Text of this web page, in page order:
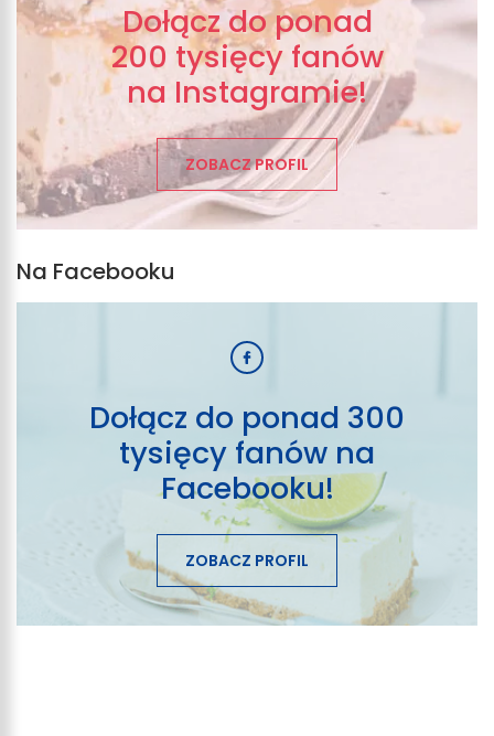
Dołącz do ponad
200 tysięcy fanów
na Instagramie!
ZOBACZ PROFIL
Na Facebooku
Dołącz do ponad 300
tysięcy fanów na
Facebooku!
ZOBACZ PROFIL